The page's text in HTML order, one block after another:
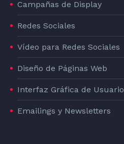
Campañas de Display
Redes Sociales
Vídeo para Redes Sociales
Diseño de Páginas Web
Interfaz Gráfica de Usuario
Emailings y Newsletters